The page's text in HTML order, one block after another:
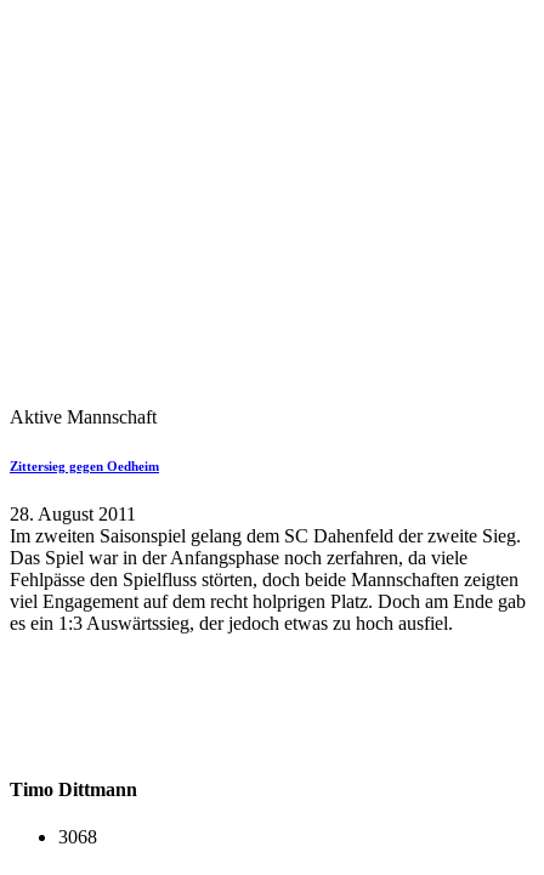
Aktive Mannschaft
Zittersieg gegen Oedheim
28. August 2011
Im zweiten Saisonspiel gelang dem SC Dahenfeld der zweite Sieg.
Das Spiel war in der Anfangsphase noch zerfahren, da viele
Fehlpässe den Spielfluss störten, doch beide Mannschaften zeigten
viel Engagement auf dem recht holprigen Platz. Doch am Ende gab
es ein 1:3 Auswärtssieg, der jedoch etwas zu hoch ausfiel.
Timo Dittmann
3068